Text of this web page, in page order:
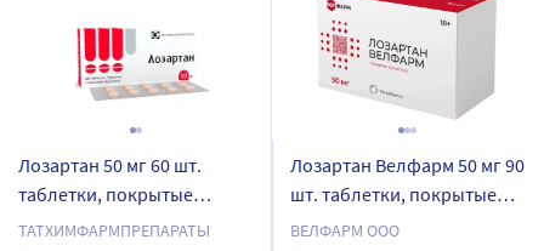
Лозартан 50 мг 60 шт.
таблетки, покрытые
пленочной оболочкой
ТАТХИМФАРМПРЕПАРАТЫ
Лозартан Велфарм 50 мг 90
шт. таблетки, покрытые
пленочной оболочкой
ВЕЛФАРМ ООО